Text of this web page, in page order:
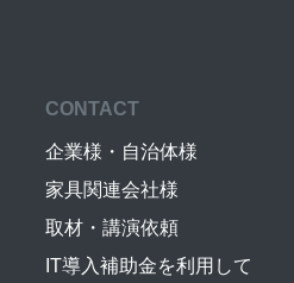
CONTACT
企業様・自治体様
家具関連会社様
取材・講演依頼
IT導入補助金を利用して